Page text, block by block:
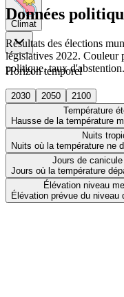
Climat
Horizon temporel
2030 2050
2100
Température
Hausse de la température
Nuits
Nuits où la température ne
Jours de canicule
Jours où la température
Élévation niveau
Élévation prévue du niveau
Données
Résultats des élections
législatives 2022. Couleur
politique, taux d'abstention.